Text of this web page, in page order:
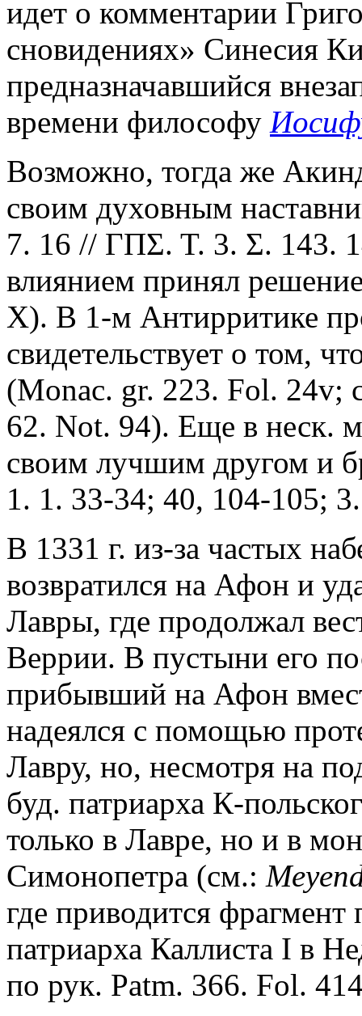
идет о комментарии
сновидениях» Синесия
предназначавшийся
времени философу
Возможно, тогда же
своим духовным
7. 16 // ΓΠΣ. Τ. 3. Σ. 143.
влиянием принял
Х). В 1-м Антирритике
свидетельствует о том,
(Monac. gr. 223. Fol. 24v;
62. Not. 94). Еще в неск.
своим лучшим другом и
1. 1. 33-34; 40, 104-105;
В 1331 г. из-за частых
возвратился на Афон и
Лавры, где продолжал
Веррии. В пустыни его
прибывший на Афон
надеялся с помощью
Лавру, но, несмотря на
буд. патриарха К-
только в Лавре, но и в
Симонопетра (см.:
где приводится
патриарха Каллиста I в
по рук. Patm. 366. Fol.